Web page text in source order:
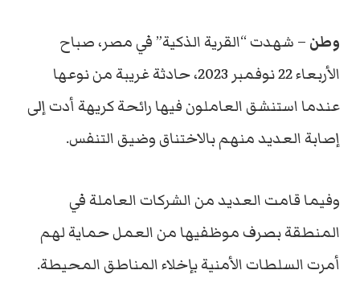
وطن – شهدت “القرية الذكية” في مصر، صباح
الأربعاء 22 نوفمبر 2023، حادثة غريبة من نوعها
عندما استنشق العاملون فيها رائحة كريهة أدت إلى
إصابة العديد منهم بالاختناق وضيق التنفس.
وفيما قامت العديد من الشركات العاملة في
المنطقة بصرف موظفيها من العمل حماية لهم
أمرت السلطات الأمنية بإخلاء المناطق المحيطة.